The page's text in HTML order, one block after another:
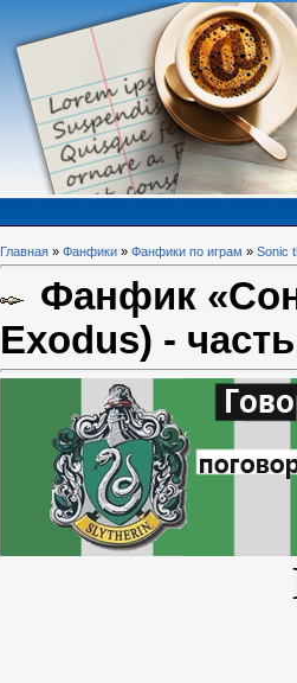
Главная » Фанфики » Фанфики по играм » Sonic
Фанфик
Exodus) -